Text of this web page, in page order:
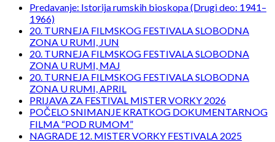
Predavanje: Istorija rumskih bioskopa (Drugi deo: 1941–
1966)
20. TURNEJA FILMSKOG FESTIVALA SLOBODNA
ZONA U RUMI, JUN
20. TURNEJA FILMSKOG FESTIVALA SLOBODNA
ZONA U RUMI, MAJ
20. TURNEJA FILMSKOG FESTIVALA SLOBODNA
ZONA U RUMI, APRIL
PRIJAVA ZA FESTIVAL MISTER VORKY 2026
POČELO SNIMANJE KRATKOG DOKUMENTARNOG
FILMA “POD RUMOM”
NAGRADE 12. MISTER VORKY FESTIVALA 2025